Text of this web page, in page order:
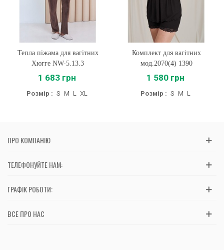
Тепла піжама для вагітних
Хюгге NW-5.13.3
1 683 грн
Розмір : S M L XL
Комплект для вагітних
мод.2070(4) 1390
1 580 грн
Розмір : S M L
ПРО КОМПАНІЮ
ТЕЛЕФОНУЙТЕ НАМ:
ГРАФІК РОБОТИ:
ВСЕ ПРО НАС